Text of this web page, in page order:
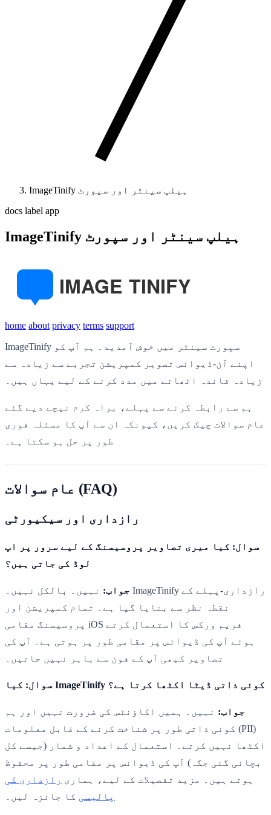
ImageTinify ہیلپ سینٹر اور سپورٹ
docs label app
ImageTinify ہیلپ سینٹر اور سپورٹ
home about privacy terms support
ImageTinify سپورٹ سینٹر میں خوش آمدید۔ ہم آپ کو
اپنے آن-ڈیوائس تصویر کمپریشن تجربے سے زیادہ سے
زیادہ فائدہ اٹھانے میں مدد کرنے کے لیے یہاں ہیں۔
ہم سے رابطہ کرنے سے پہلے، براہ کرم نیچے دیے گئے
عام سوالات چیک کریں، کیونکہ ان سے آپ کا مسئلہ فوری
طور پر حل ہو سکتا ہے۔
عام سوالات (FAQ)
رازداری اور سیکیورٹی
سوال: کیا میری تصاویر پروسیسنگ کے لیے سرور پر اپ
لوڈ کی جاتی ہیں؟
جواب: نہیں۔ بالکل نہیں۔ ImageTinify رازداری-پہلے کے
نقطہ نظر سے بنایا گیا ہے۔ تمام کمپریشن اور
پروسیسنگ مقامی iOS فریم ورکس کا استعمال کرتے
ہوئے آپ کی ڈیوائس پر مقامی طور پر ہوتی ہے۔ آپ کی
تصاویر کبھی آپ کے فون سے باہر نہیں جاتیں۔
سوال: کیا ImageTinify کوئی ذاتی ڈیٹا اکٹھا کرتا ہے؟
جواب: نہیں۔ ہمیں اکاؤنٹس کی ضرورت نہیں اور ہم
کوئی ذاتی طور پر شناخت کرنے کے قابل معلومات (PII)
اکٹھا نہیں کرتے۔ استعمال کے اعداد و شمار (جیسے کل
بچائی گئی جگہ) آپ کی ڈیوائس پر مقامی طور پر محفوظ
ہوتے ہیں۔ مزید تفصیلات کے لیے، ہماری رازداری کی
پالیسی کا جائزہ لیں۔